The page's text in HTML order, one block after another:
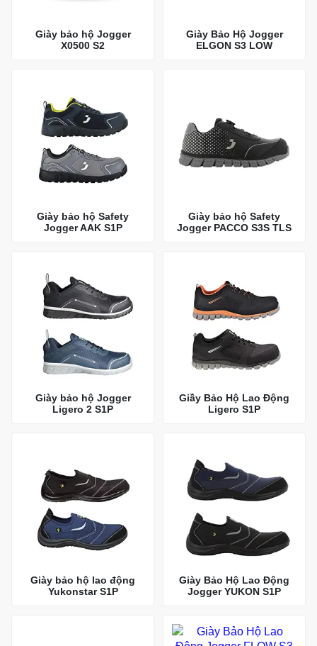
Giày bảo hộ Jogger
X0500 S2
Giày Bảo Hộ Jogger
ELGON S3 LOW
Giày bảo hộ Safety
Jogger AAK S1P
Giày bảo hộ Safety
Jogger PACCO S3S TLS
Giày bảo hộ Jogger
Ligero 2 S1P
Giầy Bảo Hộ Lao Động
Ligero S1P
Giày bảo hộ lao động
Yukonstar S1P
Giày Bảo Hộ Lao Động
Jogger YUKON S1P